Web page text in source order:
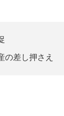
の差し押さえ